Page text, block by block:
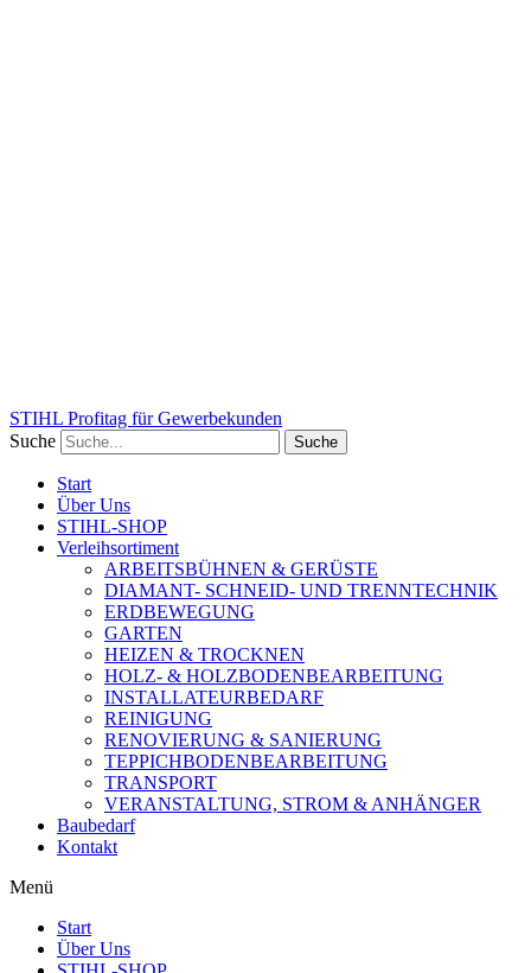
STIHL Profitag für Gewerbekunden
Suche
Suche
Start
Über Uns
STIHL-SHOP
Verleihsortiment
ARBEITSBÜHNEN & GERÜSTE
DIAMANT- SCHNEID- UND TRENNTECHNIK
ERDBEWEGUNG
GARTEN
HEIZEN & TROCKNEN
HOLZ- & HOLZBODENBEARBEITUNG
INSTALLATEURBEDARF
REINIGUNG
RENOVIERUNG & SANIERUNG
TEPPICHBODENBEARBEITUNG
TRANSPORT
VERANSTALTUNG, STROM & ANHÄNGER
Baubedarf
Kontakt
Menü
Start
Über Uns